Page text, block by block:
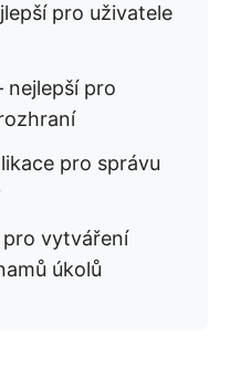
pro uživatele
nejlepší pro
pro správu
pro vytváření
úkolů